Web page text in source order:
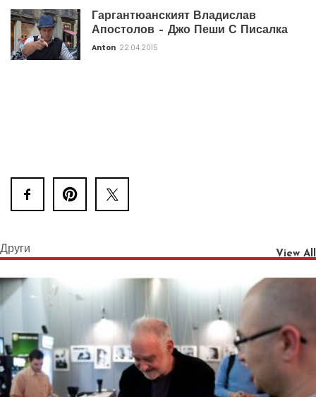
Гаргантюанският Владислав
Апостолов – Джо Пеши С Писалка
Anton 22.04.2015
Други View All